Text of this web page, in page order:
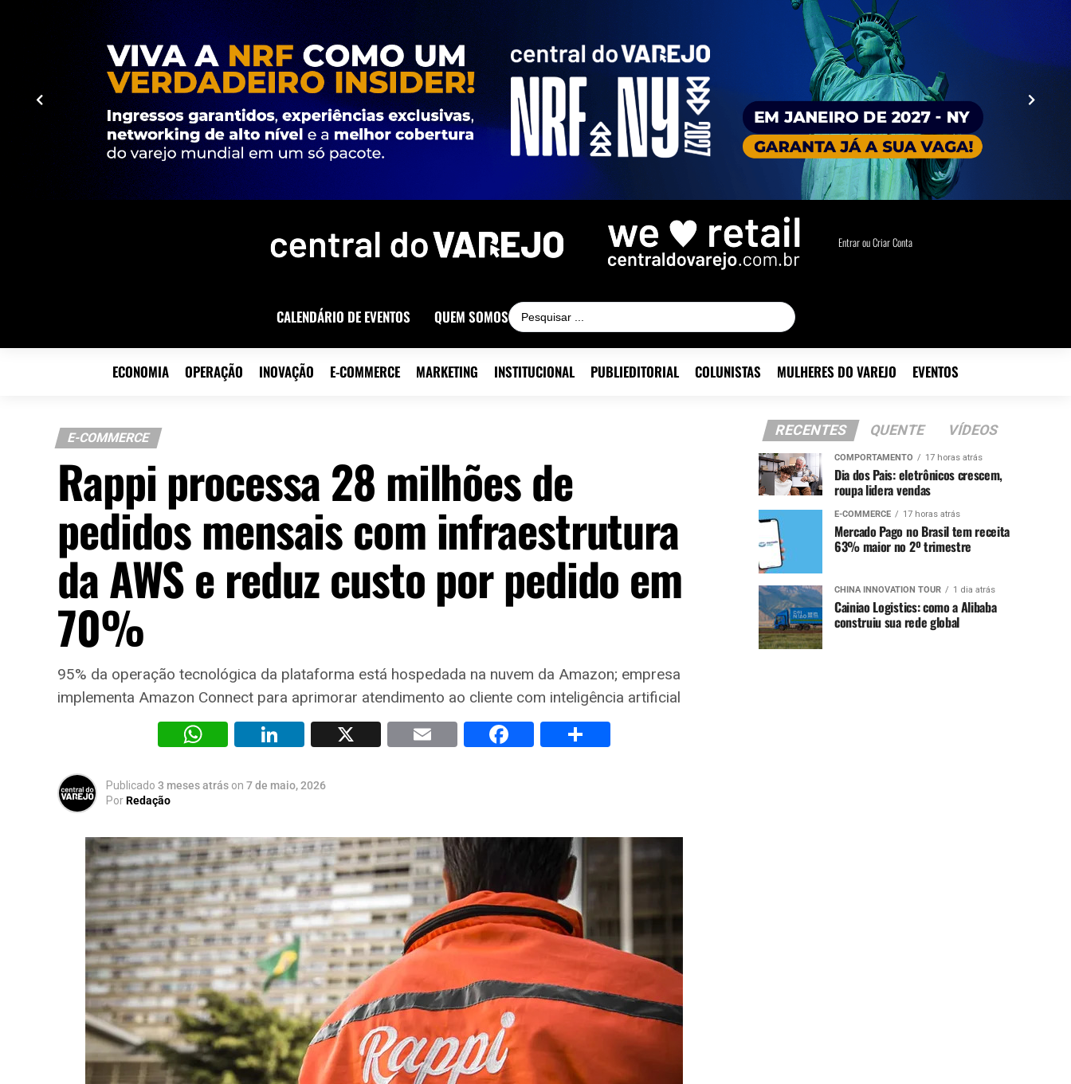
Entrar ou Criar Conta
CALENDÁRIO DE EVENTOS QUEM SOMOS
ECONOMIA OPERAÇÃO INOVAÇÃO E-COMMERCE MARKETING INSTITUCIONAL PUBLIEDITORIAL COLUNISTAS MULHERES DO VAREJO EVENTOS
E-COMMERCE
Rappi processa 28 milhões de
pedidos mensais com infraestrutura
da AWS e reduz custo por pedido em
70%
95% da operação tecnológica da plataforma está hospedada na nuvem da Amazon; empresa
implementa Amazon Connect para aprimorar atendimento ao cliente com inteligência artificial
WhatsAppLinkedIn
X Email Facebook
Publicado 3 meses atrás on 7 de maio, 2026
PorRedação
RECENTES QUENTE VÍDEOS
COMPORTAMENTO 17 horas atrás
Dia dos Pais: eletrônicos crescem,
roupa lidera vendas
E-COMMERCE 17 horas atrás
Mercado Pago no Brasil tem receita
63% maior no 2º trimestre
CHINA INNOVATION TOUR 1 dia atrás
Cainiao Logistics: como a Alibaba
construiu sua rede global